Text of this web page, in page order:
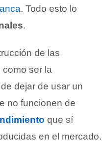
. Todo esto lo
.
de las
ser la
dejar de usar un
no funcionen de
que sí
en el mercado.